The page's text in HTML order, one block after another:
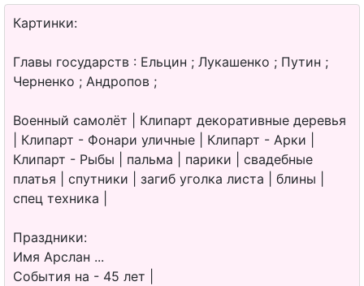
Картинки:
Главы государств : Ельцин ; Лукашенко ; Путин ;
Черненко ; Андропов ;
Военный самолёт | Клипарт декоративные деревья
| Клипарт - Фонари уличные | Клипарт - Арки |
Клипарт - Рыбы | пальма | парики | свадебные
платья | спутники | загиб уголка листа | блины |
спец техника |
Праздники:
Имя Арслан ...
События на - 45 лет |